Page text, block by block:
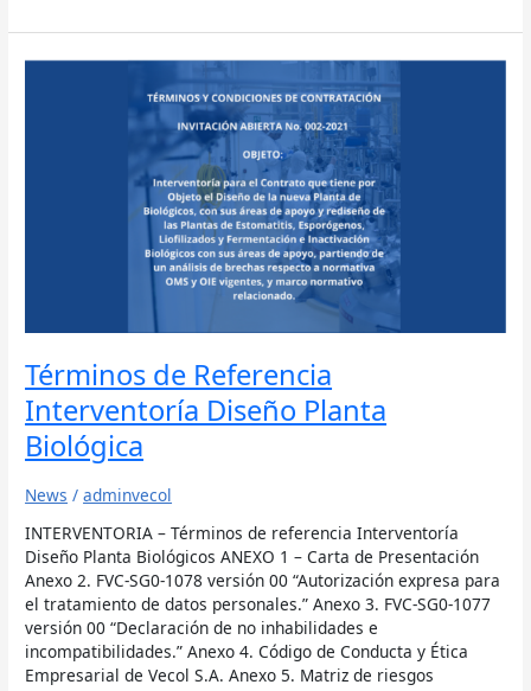
Términos de Referencia
Interventoría Diseño Planta
Biológica
News /adminvecol
INTERVENTORIA – Términos de referencia Interventoría
Diseño Planta Biológicos ANEXO 1 – Carta de Presentación
Anexo 2. FVC-SG0-1078 versión 00 “Autorización expresa para
el tratamiento de datos personales.” Anexo 3. FVC-SG0-1077
versión 00 “Declaración de no inhabilidades e
incompatibilidades.” Anexo 4. Código de Conducta y Ética
Empresarial de Vecol S.A. Anexo 5. Matriz de riesgos
Términos